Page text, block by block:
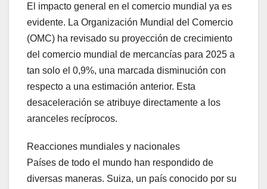
El impacto general en el comercio mundial ya es
evidente. La Organización Mundial del Comercio
(OMC) ha revisado su proyección de crecimiento
del comercio mundial de mercancías para 2025 a
tan solo el 0,9%, una marcada disminución con
respecto a una estimación anterior. Esta
desaceleración se atribuye directamente a los
aranceles recíprocos.
Reacciones mundiales y nacionales
Países de todo el mundo han respondido de
diversas maneras. Suiza, un país conocido por su